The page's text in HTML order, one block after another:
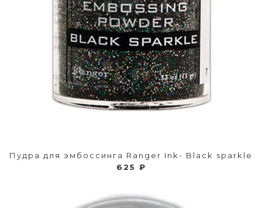
Пудра для эмбоссинга Ranger Ink- Black sparkle
625 ₽